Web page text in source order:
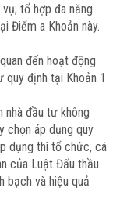
tổ hợp đa năng
Điểm a Khoản này.
đến hoạt động
định tại Khoản 1
nhà đầu tư không
chọn áp dụng quy
dụng thì tổ chức, cá
của Luật Đấu thầu
bạch và hiệu quả